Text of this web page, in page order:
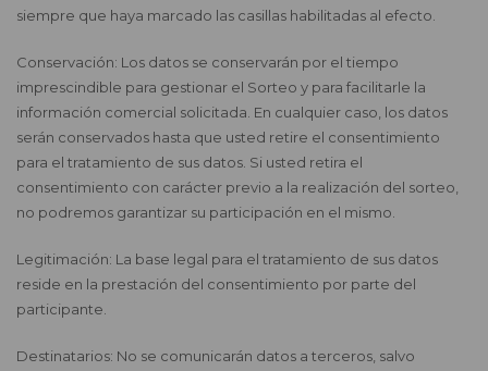
siempre que haya marcado las casillas habilitadas al efecto.
Conservación: Los datos se conservarán por el tiempo
imprescindible para gestionar el Sorteo y para facilitarle la
información comercial solicitada. En cualquier caso, los datos
serán conservados hasta que usted retire el consentimiento
para el tratamiento de sus datos. Si usted retira el
consentimiento con carácter previo a la realización del sorteo,
no podremos garantizar su participación en el mismo.
Legitimación: La base legal para el tratamiento de sus datos
reside en la prestación del consentimiento por parte del
participante.
Destinatarios: No se comunicarán datos a terceros, salvo